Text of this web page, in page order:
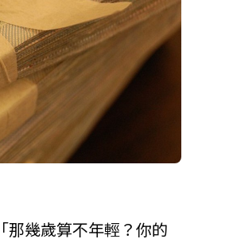
那幾歲算不年輕？你的